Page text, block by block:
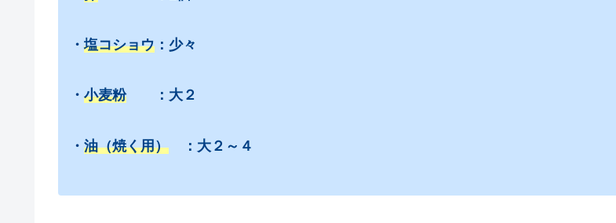
・塩コショウ ：少々
・ 小麦粉：大２
・ 油（焼く用） ：大２～４